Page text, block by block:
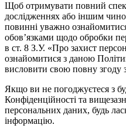
Щоб отримувати повний
дослідженнях або іншим
повинні уважно
обов’язками щодо обробки
в ст. 8 З.У. «Про захист
ознайомитися з даною
висловити свою повну згоду
Якщо ви не погоджуєтеся з
Конфіденційності та
персональних даних, будь
інформацію.